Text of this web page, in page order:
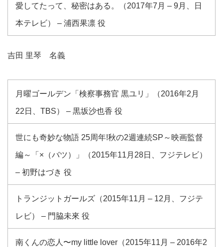
愛してたって、秘密はある。（2017年7月 – 9月、日
本テレビ） – 浦西果凛 役
吉田 里琴 名義
月曜ゴールデン「検察事務官 黒ユリ」（2016年2月
22日、TBS） – 黒坂沙也香 役
世にも奇妙な物語 25周年!秋の2週連続SP～映画監督
編～「×（バツ）」（2015年11月28日、フジテレビ）
– 初野はづき 役
トランジットガールズ（2015年11月 – 12月、フジテ
レビ） – 門脇未來 役
南くんの恋人〜my little lover（2015年11月 – 2016年2